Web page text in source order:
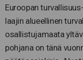
Euroopan
laajin alueellinen
osallistujamaata
pohjana on tänä